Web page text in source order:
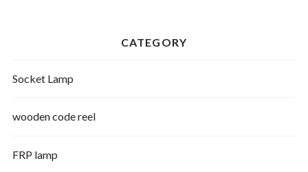
CATEGORY
Socket Lamp
wooden code reel
FRP lamp